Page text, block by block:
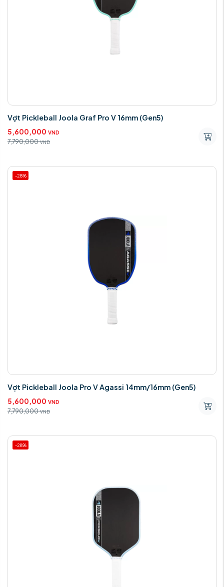
Vợt Pickleball Joola Graf Pro V 16mm (Gen5)
5,600,000 VND
7,790,000 VND
-28%
Vợt Pickleball Joola Pro V Agassi 14mm/16mm (Gen5)
5,600,000 VND
7,790,000 VND
-28%